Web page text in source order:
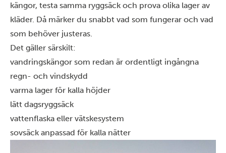
kängor, testa samma ryggsäck och prova olika lager av
kläder. Då märker du snabbt vad som fungerar och vad
som behöver justeras.
Det gäller särskilt:
vandringskängor som redan är ordentligt ingångna
regn- och vindskydd
varma lager för kalla höjder
lätt dagsryggsäck
vattenflaska eller vätskesystem
sovsäck anpassad för kalla nätter